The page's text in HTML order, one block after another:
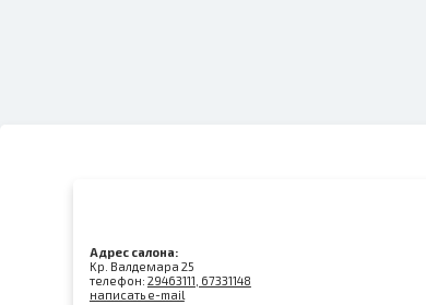
Адрес салона:
Kр. Валдемара 25
телефон: 29463111, 67331148
написать e-mail